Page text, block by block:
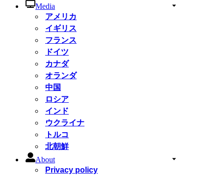
Media
アメリカ
イギリス
フランス
ドイツ
カナダ
オランダ
中国
ロシア
インド
ウクライナ
トルコ
北朝鮮
About
Privacy policy